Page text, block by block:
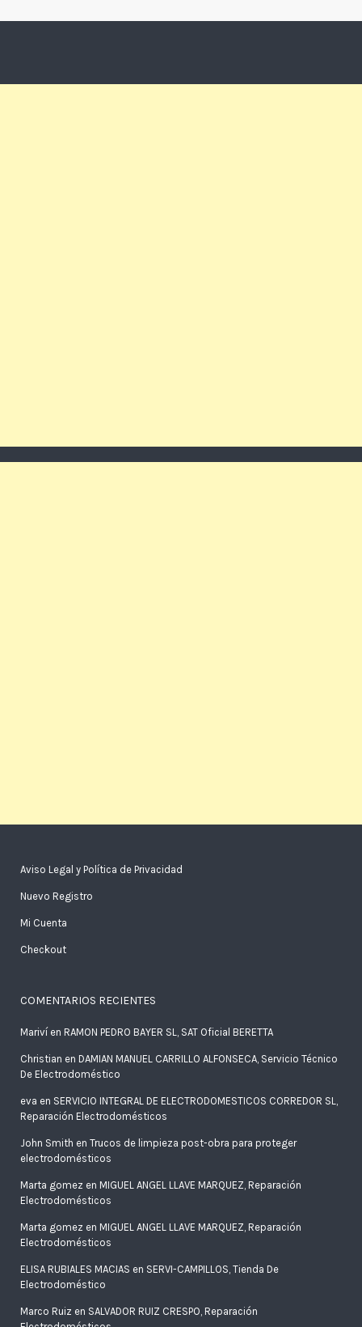
Aviso Legal y Política de Privacidad
Nuevo Registro
Mi Cuenta
Checkout
COMENTARIOS RECIENTES
Marivíen RAMON PEDRO BAYER SL, SAT Oficial BERETTA
Christian en DAMIAN MANUEL CARRILLO ALFONSECA, Servicio Técnico
De Electrodoméstico
eva en SERVICIO INTEGRAL DE ELECTRODOMESTICOS CORREDOR SL,
Reparación Electrodomésticos
John Smith en Trucos de limpieza post-obra para proteger
electrodomésticos
Marta gomez en MIGUEL ANGEL LLAVE MARQUEZ, Reparación
Electrodomésticos
Marta gomez en MIGUEL ANGEL LLAVE MARQUEZ, Reparación
Electrodomésticos
ELISA RUBIALES MACIAS en SERVI-CAMPILLOS, Tienda De
Electrodoméstico
Marco Ruiz en SALVADOR RUIZ CRESPO, Reparación